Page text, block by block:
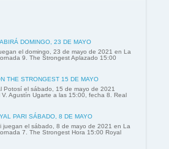
DOMINGO, 23 DE MAYO
el domingo, 23 de mayo de 2021 en La
9. The Strongest Aplazado 15:00
THE STRONGEST 15 DE MAYO
Potosí el sábado, 15 de mayo de 2021
Agustín Ugarte a las 15:00, fecha 8. Real
PARI SÁBADO, 8 DE MAYO
juegan el sábado, 8 de mayo de 2021 en La
7. The Strongest Hora 15:00 Royal